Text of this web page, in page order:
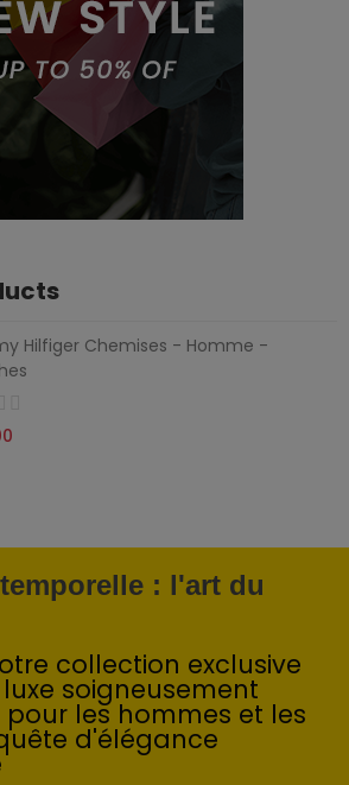
Hilfiger Chemises - Homme -
: l'art du
collection exclusive
soigneusement
les hommes et les
d'élégance